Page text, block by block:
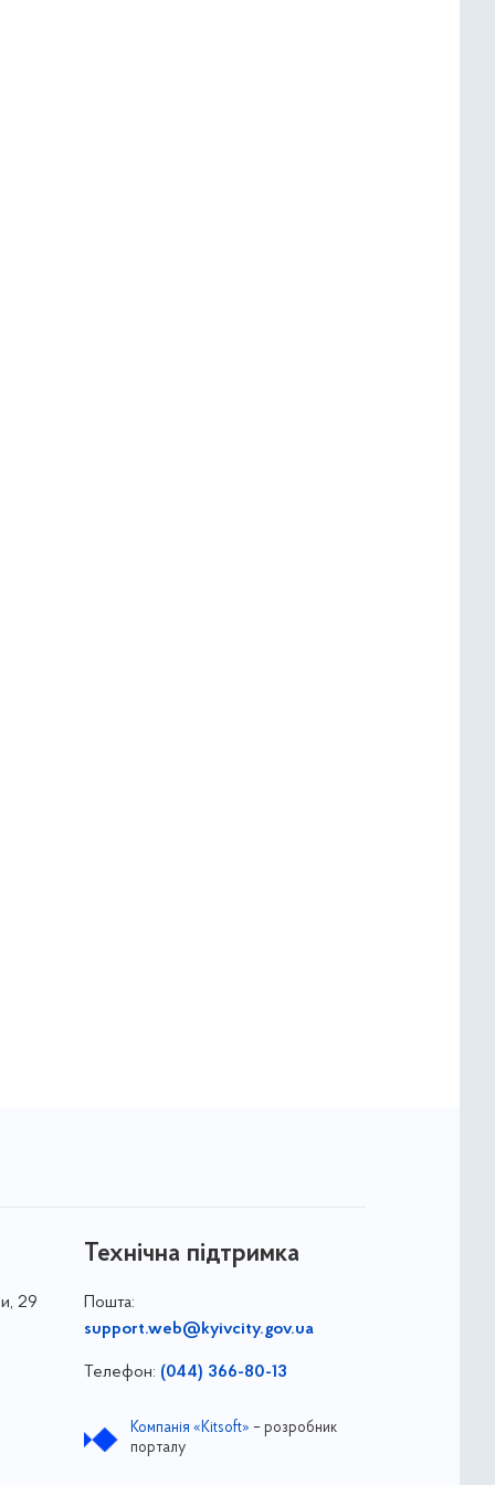
29
Технічна підтримка
Пошта:
support.web@kyivcity.gov.ua
Телефон: (044) 366-80-13
Компанія «Kitsoft» – розробник
порталу